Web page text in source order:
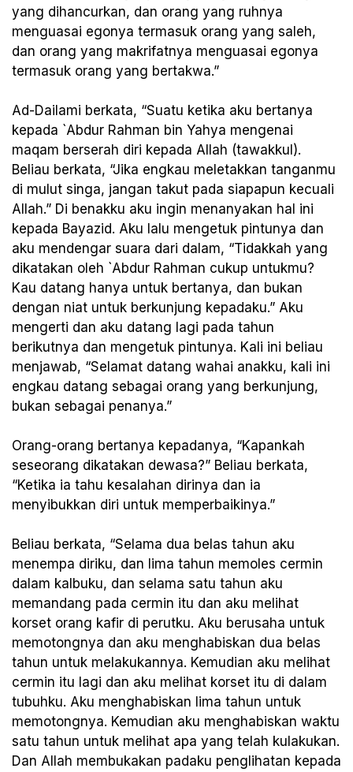
yang dihancurkan, dan orang yang ruhnya
menguasai egonya termasuk orang yang saleh,
dan orang yang makrifatnya menguasai egonya
termasuk orang yang bertakwa.”
Ad-Dailami berkata, “Suatu ketika aku bertanya
kepada `Abdur Rahman bin Yahya mengenai
maqam berserah diri kepada Allah (tawakkul).
Beliau berkata, “Jika engkau meletakkan tanganmu
di mulut singa, jangan takut pada siapapun kecuali
Allah.” Di benakku aku ingin menanyakan hal ini
kepada Bayazid. Aku lalu mengetuk pintunya dan
aku mendengar suara dari dalam, “Tidakkah yang
dikatakan oleh `Abdur Rahman cukup untukmu?
Kau datang hanya untuk bertanya, dan bukan
dengan niat untuk berkunjung kepadaku.” Aku
mengerti dan aku datang lagi pada tahun
berikutnya dan mengetuk pintunya. Kali ini beliau
menjawab, “Selamat datang wahai anakku, kali ini
engkau datang sebagai orang yang berkunjung,
bukan sebagai penanya.”
Orang-orang bertanya kepadanya, “Kapankah
seseorang dikatakan dewasa?” Beliau berkata,
“Ketika ia tahu kesalahan dirinya dan ia
menyibukkan diri untuk memperbaikinya.”
Beliau berkata, “Selama dua belas tahun aku
menempa diriku, dan lima tahun memoles cermin
dalam kalbuku, dan selama satu tahun aku
memandang pada cermin itu dan aku melihat
korset orang kafir di perutku. Aku berusaha untuk
memotongnya dan aku menghabiskan dua belas
tahun untuk melakukannya. Kemudian aku melihat
cermin itu lagi dan aku melihat korset itu di dalam
tubuhku. Aku menghabiskan lima tahun untuk
memotongnya. Kemudian aku menghabiskan waktu
satu tahun untuk melihat apa yang telah kulakukan.
Dan Allah membukakan padaku penglihatan kepada